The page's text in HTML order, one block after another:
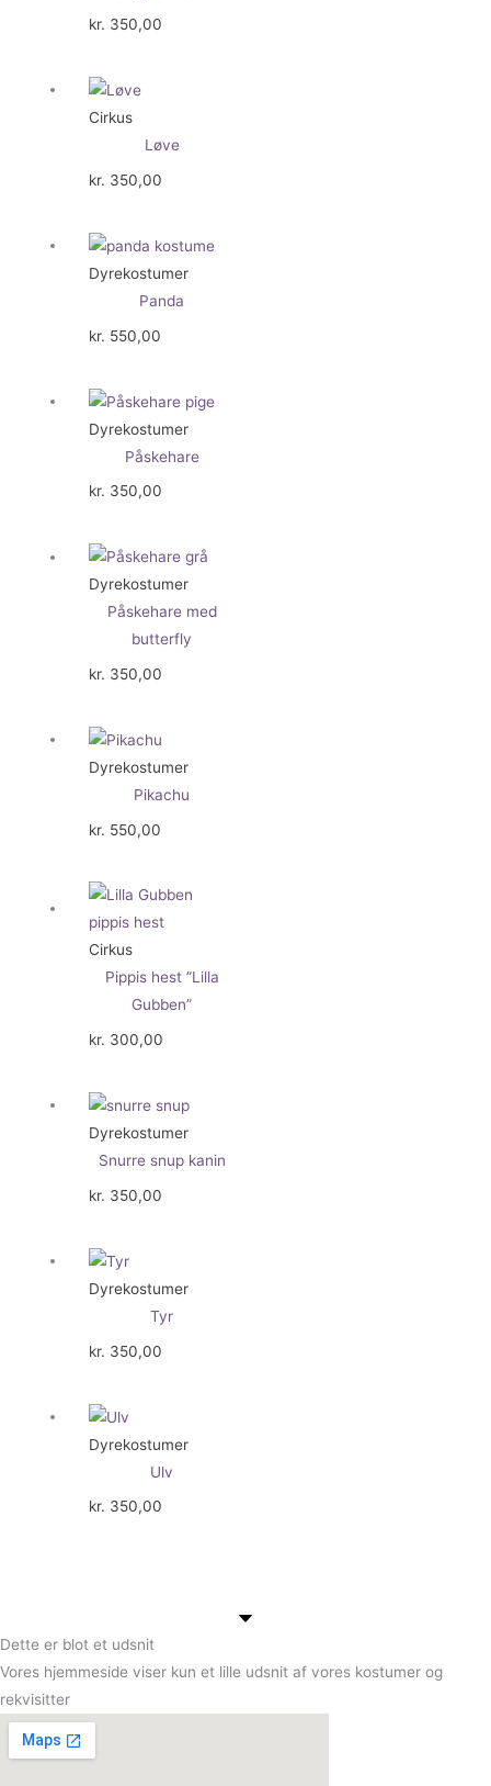
kr. 350,00
Cirkus
Løve
kr. 350,00
Dyrekostumer
Panda
kr. 550,00
Dyrekostumer
Påskehare
kr. 350,00
Dyrekostumer
Påskehare med
butterfly
kr. 350,00
Dyrekostumer
Pikachu
kr. 550,00
Cirkus
Pippis hest ”Lilla
Gubben”
kr. 300,00
Dyrekostumer
Snurre snup kanin
kr. 350,00
Dyrekostumer
Tyr
kr. 350,00
Dyrekostumer
Ulv
kr. 350,00
Dette er blot et udsnit
Vores hjemmeside viser kun et lille udsnit af vores kostumer og
rekvisitter